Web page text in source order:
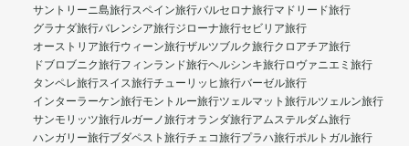
サントリーニ島旅行スペイン旅行バルセロナ旅行マドリード旅行
グラナダ旅行バレンシア旅行ジローナ旅行セビリア旅行
オーストリア旅行ウィーン旅行ザルツブルク旅行クロアチア旅行
ドブロブニク旅行フィンランド旅行ヘルシンキ旅行ロヴァニエミ旅行
タンペレ旅行スイス旅行チューリッヒ旅行バーゼル旅行
インターラーケン旅行モントルー旅行ツェルマット旅行ルツェルン旅行
サンモリッツ旅行ルガーノ旅行オランダ旅行アムステルダム旅行
ハンガリー旅行ブダペスト旅行チェコ旅行プラハ旅行ポルトガル旅行